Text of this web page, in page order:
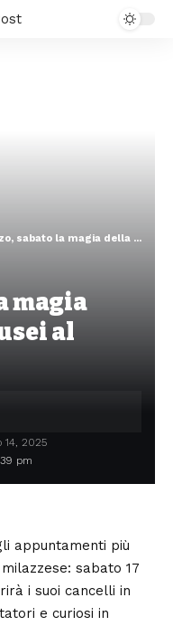
la magia della Notte dei Musei al Castello
magia
al
pm
14, 2025
appuntamenti più
sabato 17
i suoi cancelli in
e curiosi in